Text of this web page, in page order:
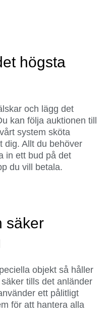
högsta
och lägg det
kan följa auktionen till
system sköta
dig. Allt du behöver
in ett bud på det
du vill betala.
säker
objekt så håller
tills det anländer
ett pålitligt
för att hantera alla